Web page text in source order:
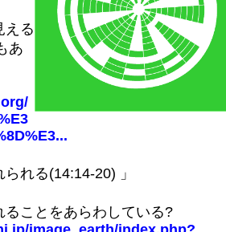
える
あ
られる(14:14-20) 」
ことをあらわしている?